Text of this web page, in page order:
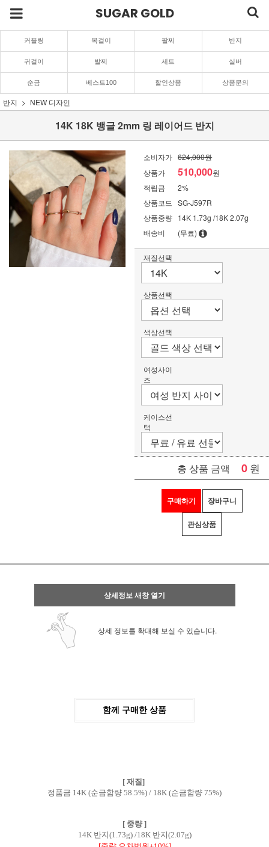
SUGAR GOLD
커플링 목걸이 팔찌 반지
귀걸이 발찌 세트 실버
순금 베스트100 할인상품 상품문의
반지 NEW 디자인
14K 18K 뱅글 2mm 링 레이어드 반지
소비자가 624,000원
상품가
510,000원
적립금
2%
상품코드
SG-J597R
상품중량 14K 1.73g /18K 2.07g
배송비
(무료)
재질선택
상품선택
색상선택
여성사이
즈
케이스선
택
총 상품 금액 0 원
구매하기 장바구니
관심상품
상세정보 새창 열기
상세 정보를 확대해 보실 수 있습니다.
함께 구매한 상품
[ 재질]
정품금 14K (순금함량 58.5%) / 18K (순금함량 75%)
[ 중량 ]
14K 반지(1.73g) /18K 반지(2.07g)